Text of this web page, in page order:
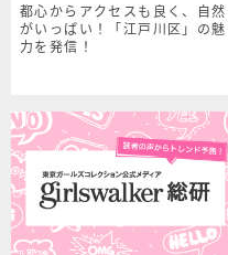
都心からアクセスも良く、自然
がいっぱい！「江戸川区」の魅
力を発信！